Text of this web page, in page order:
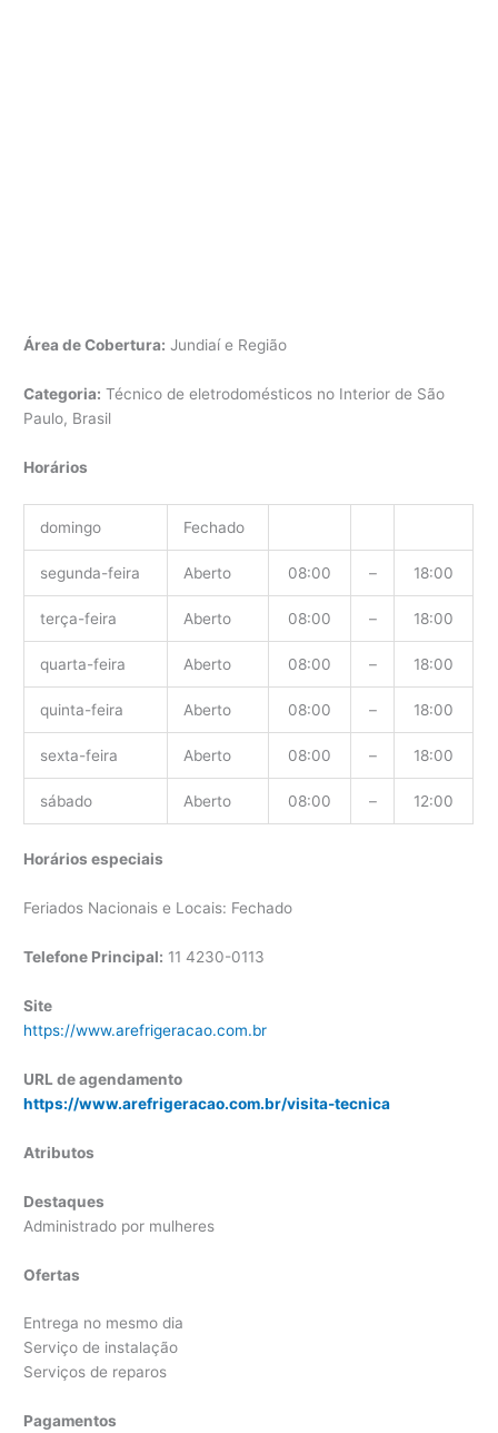
Área de Cobertura: Jundiaí e Região
Categoria: Técnico de eletrodomésticos no Interior de São
Paulo, Brasil
Horários
domingo Fechado
segunda-feira Aberto 08:00 – 18:00
terça-feira Aberto 08:00 – 18:00
quarta-feira Aberto 08:00 – 18:00
quinta-feira Aberto 08:00 – 18:00
sexta-feira Aberto 08:00 – 18:00
sábado Aberto 08:00 – 12:00
Horários especiais
Feriados Nacionais e Locais: Fechado
Telefone Principal: 114230-0113
Site
https://www.arefrigeracao.com.br
URL de agendamento
https://www.arefrigeracao.com.br/visita-tecnica
Atributos
Destaques
Administrado por mulheres
Ofertas
Entrega no mesmo dia
Serviço de instalação
Serviços de reparos
Pagamentos